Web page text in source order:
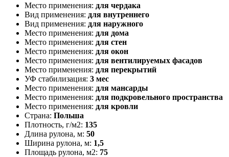
Место применения: для чердака
Вид применения: для внутреннего
Вид применения: для наружного
Место применения: для дома
Место применения: для стен
Место применения: для окон
Место применения: для вентилируемых фасадов
Место применения: для перекрытий
УФ стабилизация: 3 мес
Место применения: для мансарды
Место применения: для подкровельного пространства
Место применения: для кровли
Страна: Польша
Плотность, г/м2: 135
Длина рулона, м: 50
Ширина рулона, м: 1,5
Площадь рулона, м2: 75